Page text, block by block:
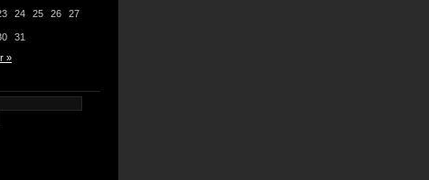
24 25 26 27
31
»